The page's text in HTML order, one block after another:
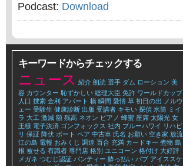
Podcast: Download
キーワードからチェックする
ニュース 紹介 朗読 選手 ダム ローション 美
容 カウンター 恥ずかしい 総理大臣 免許 ワールドカップ
人口 捜索 金利 アパート 横 瞬間 愛情 草 初日の出 ノルウ
ェー 受験生 健康診断 出版 受講者 キモい 探偵 水筒 ミイ
ラ 大工 激減 額 残高 ネオン ピアノ 蜂蜜 座席 太陽光 女
王様 電子決済 ゴンフォックス 社内 ブルーハワイ リハビ
リ 保証 降伏 ボート ペア 中古車 氏名 お願い 空き家 放流
江の島 電報 おみくじ 調達 百合 充満 カードキー 煮物 島
根 被せる 有識者 専門店 格別 ユニコーン 格付け 大好評
メガネ つむじ認証 パンティー 酔っ払い パブ アイススケ